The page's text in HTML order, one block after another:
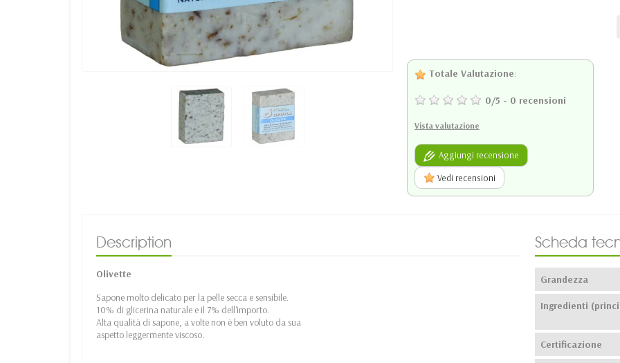
Totale Valutazione:
0/5 - 0 recensioni
Vista valutazione
Aggiungi recensione
Vedi recensioni
Description
Olivette
Sapone molto delicato per la pelle secca e sensibile.
10% di glicerina naturale e il 7% dell'importo.
Alta qualità di sapone, a volte non è ben voluto da sua
aspetto leggermente viscoso.
Scheda
Grandezza
Ingredienti
Certificazione